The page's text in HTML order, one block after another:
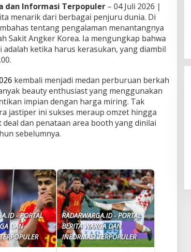
dan Informasi Terpopuler– 04 Juli 2026 |
menarik dari berbagai penjuru dunia. Di
tentang pengalaman menantangnya
Sakit Angker Korea. Ia mengungkap bahwa
ketika harus kerasukan, yang diambil
kembali menjadi medan perburuan berkah
beauty enthusiast yang menggunakan
impian dengan harga miring. Tak
jastiper ini sukses meraup omzet hingga
dan penataan area booth yang dinilai
sebelumnya.
- PORTAL
DAN
RADARWARGA.ID - PORTAL
BERITA WARGA DAN
INFORMASI TERPOPULER